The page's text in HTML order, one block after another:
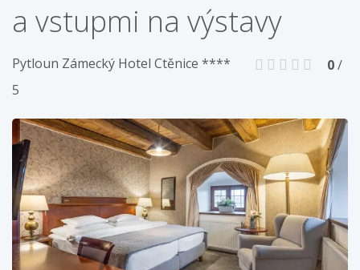
a vstupmi na výstavy
Pytloun Zámecký Hotel Ctěnice **** 0/
5